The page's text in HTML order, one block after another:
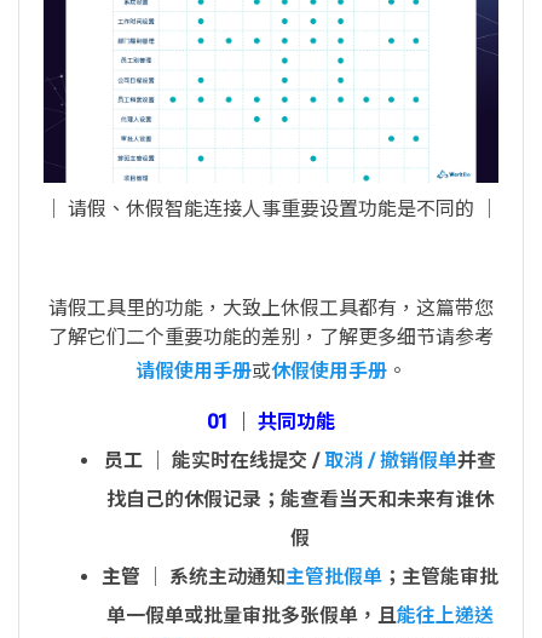
│ 请假、休假智能连接人事重要设置功能是不同的 │
请假工具里的功能，大致上休假工具都有，这篇带您
了解它们二个重要功能的差别，了解更多细节请参考
请假使用手册或休假使用手册 。
01 │ 共同功能
员工 │ 能实时在线提交 /取消 / 撤销假单并查
找自己的休假记录；能查看当天和未来有谁休
假
主管 │ 系统主动通知主管批假单 ；主管能审批
单一假单或批量审批多张假单，且 能往上递送